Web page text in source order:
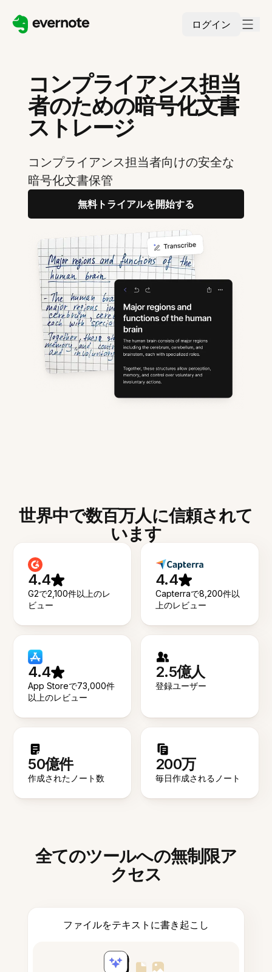
ログイン
コンプライアンス担当
者のための暗号化文書
ストレージ
コンプライアンス担当者向けの安全な
暗号化文書保管
無料トライアルを開始する
世界中で数百万人に信頼されて
います
4.4
G2で2,100件以上のレ
ビュー
4.4
Capterraで8,200件以
上のレビュー
4.4
App Storeで73,000件
以上のレビュー
2.5億人
登録ユーザー
50億件
作成されたノート数
200万
毎日作成されるノート
全てのツールへの無制限ア
クセス
ファイルをテキストに書き起こし